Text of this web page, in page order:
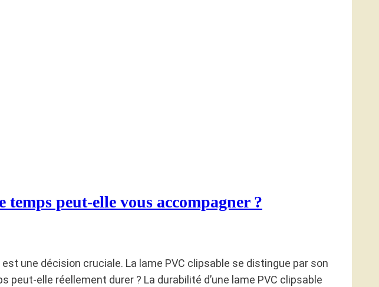
peut-elle vous accompagner ?
une décision cruciale. La lame PVC clipsable se distingue par son
elle réellement durer ? La durabilité d’une lame PVC clipsable